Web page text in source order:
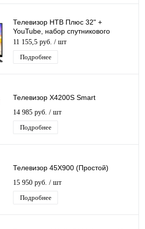
Телевизор НТВ Плюс 32" +
YouTube, набор спутникового
оборудования для просмотра
каналов НТВ-Плюс
11 155,5 руб. / шт
Подробнее
Телевизор X4200S Smart
14 985 руб. / шт
Подробнее
Телевизор 45X900 (Простой)
15 950 руб. / шт
Подробнее